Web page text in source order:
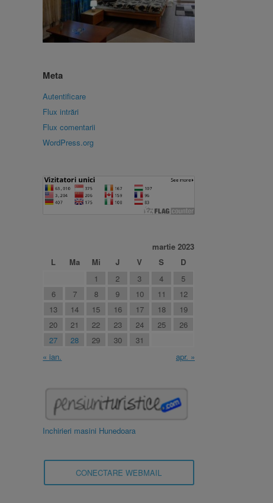
Meta
Autentificare
Flux intrări
Flux comentarii
WordPress.org
martie 2023
L
Ma Mi J V S
D
1
2 3 4
5
6
7 8 9 10 11
12
13
14 15 16 17 18
19
20
21 22 23 24 25
26
27
28 29 30
31
« ian.
apr. »
Inchirieri masini Hunedoara
CONECTARE WEBMAIL